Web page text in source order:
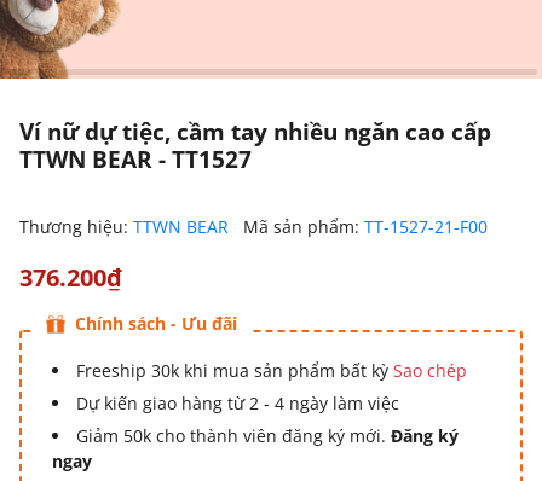
Ví nữ dự tiệc, cầm tay nhiều ngăn cao cấp
TTWN BEAR - TT1527
Thương hiệu: TTWN BEAR Mã sản phẩm: TT-1527-21-F00
376.200₫
Chính sách - Ưu đãi
Freeship 30k khi mua sản phẩm bất kỳ Sao chép
Dự kiến giao hàng từ 2 - 4 ngày làm việc
Giảm 50k cho thành viên đăng ký mới. Đăng ký
ngay